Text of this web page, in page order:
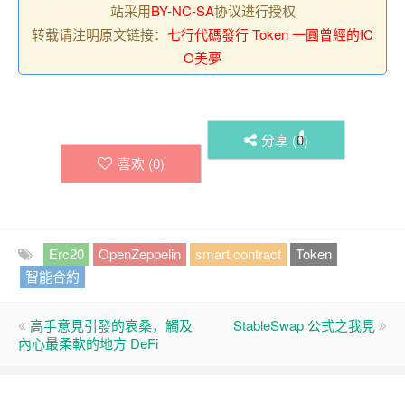
站采用BY-NC-SA协议进行授权
转载请注明原文链接： 七行代碼發行 Token 一圓曾經的IC
O美夢
喜欢 (0)
分享 (0)
Erc20 OpenZeppelin smart contract
Token
智能合約
高手意見引發的哀桑，觸及
內心最柔軟的地方 DeFi
StableSwap 公式之我見